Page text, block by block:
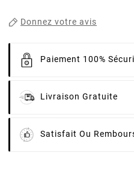
Donnez votre avis
Paiement 100%
Livraison Gratuite
Satisfait Ou